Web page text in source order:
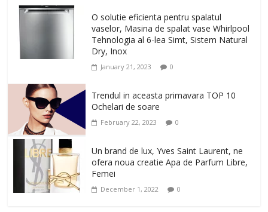
O solutie eficienta pentru spalatul
vaselor, Masina de spalat vase Whirlpool
Tehnologia al 6-lea Simt, Sistem Natural
Dry, Inox
January 21, 2023 0
Trendul in aceasta primavara TOP 10
Ochelari de soare
February 22, 2023 0
Un brand de lux, Yves Saint Laurent, ne
ofera noua creatie Apa de Parfum Libre,
Femei
December 1, 2022 0